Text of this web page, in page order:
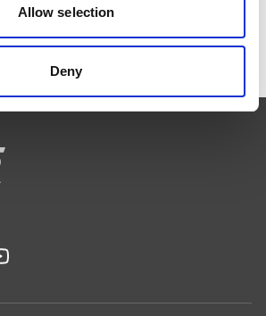
Allow selection
Deny
alle tak